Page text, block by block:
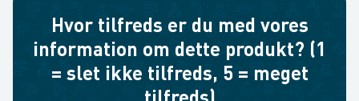
Hvor tilfreds er du med vores
information om dette produkt? (1
= slet ikke tilfreds, 5 = meget